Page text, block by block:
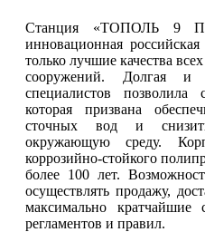
Станция «ТОПОЛЬ 9
инновационная
только лучшие качества
сооружений. Долгая и
специалистов позволила
которая призвана
сточных вод и
окружающую среду.
коррозийно-стойкого
более 100 лет.
осуществлять продажу,
максимально
регламентов и правил.